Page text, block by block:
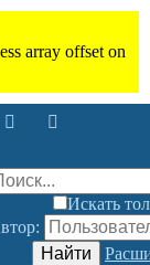
Искать
Найти